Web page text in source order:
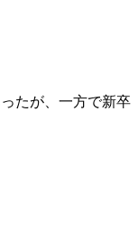
たが、一方で新卒